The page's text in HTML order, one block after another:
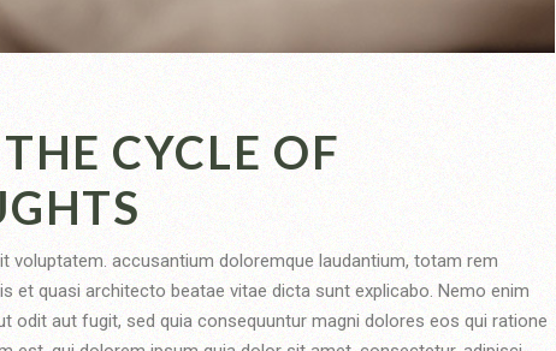
CYCLE OF
voluptatem. accusantium doloremque laudantium, totam rem
et quasi architecto beatae vitae dicta sunt explicabo. Nemo enim
odit aut fugit, sed quia consequuntur magni dolores eos qui ratione